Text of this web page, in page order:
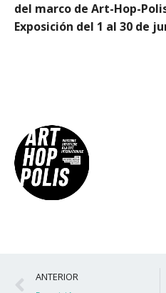
del marco de Art-Hop-
Exposición del 1 al 30 de
Ant
ANTERIOR